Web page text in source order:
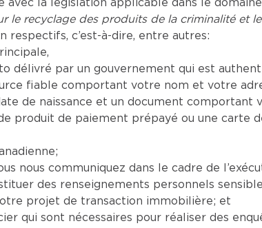
la législation applicable dans le
le recyclage des produits de la criminalité et
respectifs, c’est-à-dire, entre autres:
délivré par un gouvernement qui est
fiable comportant votre nom et votre
de naissance et un document comportant
produit de paiement prépayé ou une carte
nous communiquez dans le cadre de
des renseignements personnels
projet de transaction immobilière; et
qui sont nécessaires pour réaliser des